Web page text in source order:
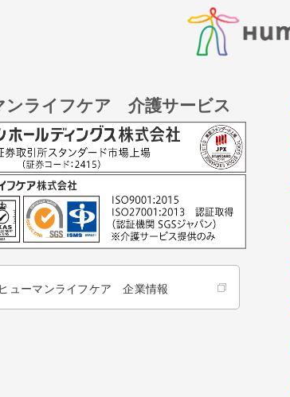
ンライフケア 介護サービス
ヒューマンライフケア 企業情報